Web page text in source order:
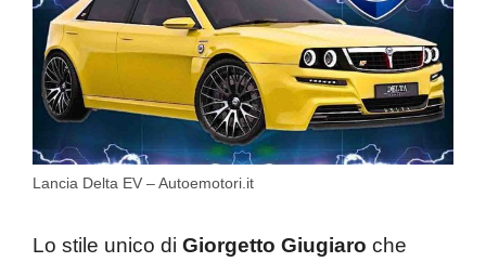
Lancia Delta EV – Autoemotori.it
Lo stile unico di Giorgetto Giugiaro che